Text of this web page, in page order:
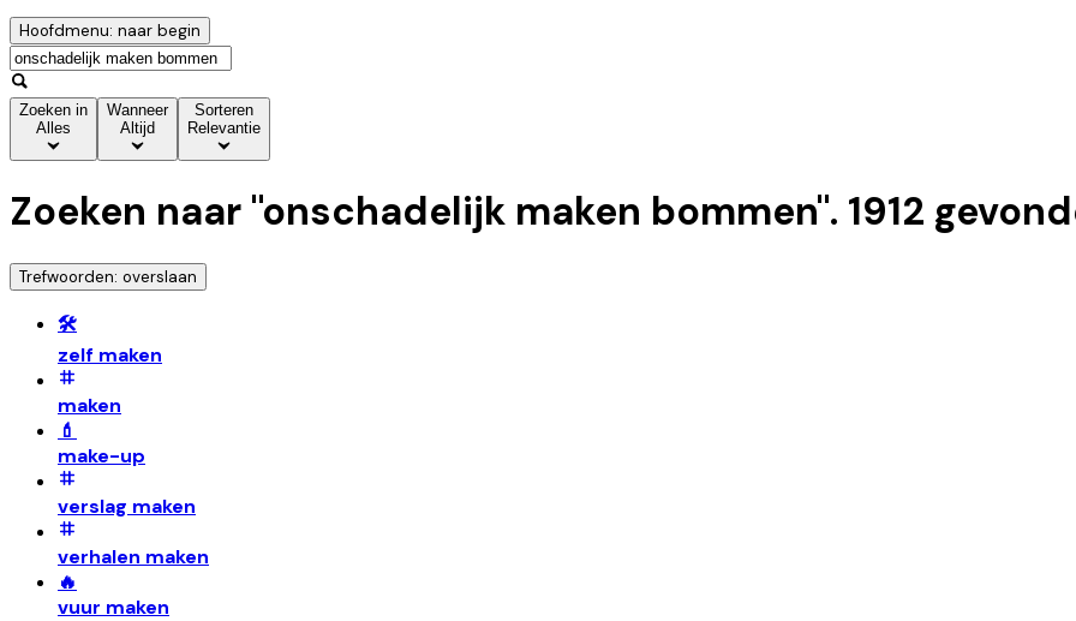
Hoofdmenu: naar begin
Zoeken in
Alles
Wanneer
Altijd
Sorteren
Relevantie
Zoeken naar "onschadelijk maken bommen". 1912
Trefwoorden: overslaan
🛠️
zelf maken
maken
💄
make-up
verslag maken
verhalen maken
🔥
vuur maken